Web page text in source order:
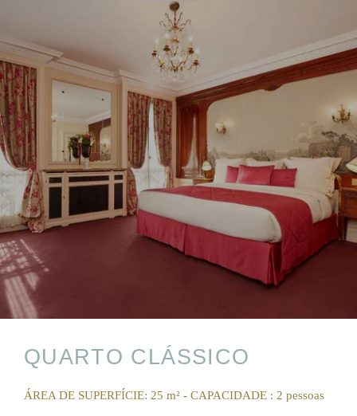
QUARTO CLÁSSICO
ÁREA DE SUPERFÍCIE: 25 m² - CAPACIDADE : 2 pessoas